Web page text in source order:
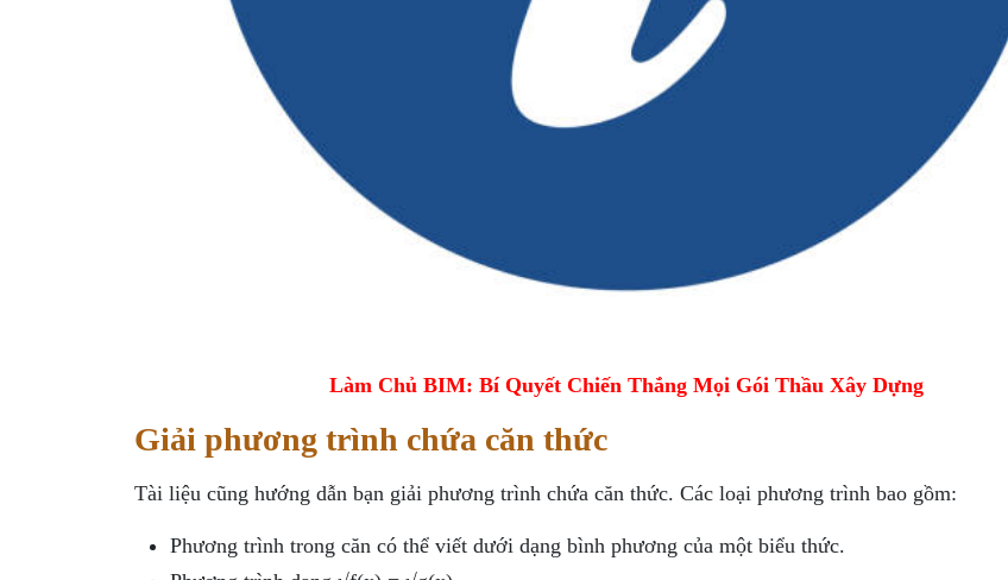
Làm Chủ BIM: Bí Quyết Chiến Thắng Mọi Gói Thầu Xây Dựng
Giải phương trình chứa căn thức
Tài liệu cũng hướng dẫn bạn giải phương trình chứa căn thức. Các loại phương trình bao gồm:
Phương trình trong căn có thể viết dưới dạng bình phương của một biểu thức.